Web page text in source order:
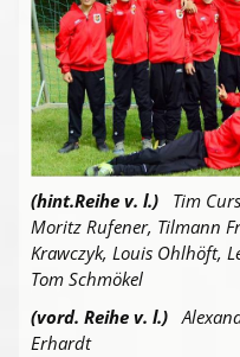
(hint.Reihe v. l.) Tim
Moritz Rufener, Tilmann
Krawczyk, Louis Ohlhöft,
Tom Schmökel
(vord. Reihe v. l.)
Erhardt